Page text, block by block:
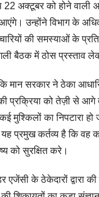
अक्टूबर को होने वाली
उन्होंने विभाग के
की समस्याओं के
बैठक में ठोस प्रस्ताव
मान सरकार ने ठेका
प्रक्रिया को तेज़ी से आगे
मुश्किलों का निपटारा हो
प्रमुख कर्तव्य है कि वह
को सुरक्षित करे।
एजेंसी के ठेकेदारों द्वारा की